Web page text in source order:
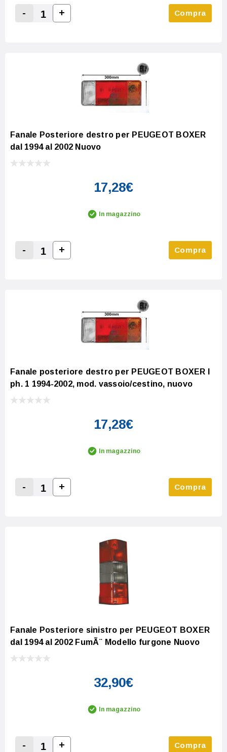
Decrease Quantity:
-
Increase Quantity:
+ Compra
Fanale Posteriore destro per PEUGEOT BOXER
dal 1994 al 2002 Nuovo
17,28€
In magazzino
Decrease Quantity:
-
Increase Quantity:
+ Compra
Fanale posteriore destro per PEUGEOT BOXER I
ph. 1 1994-2002, mod. vassoio/cestino, nuovo
17,28€
In magazzino
Decrease Quantity:
-
Increase Quantity:
+ Compra
Fanale Posteriore sinistro per PEUGEOT BOXER
dal 1994 al 2002 FumÃ¨ Modello furgone Nuovo
32,90€
In magazzino
- + Compra